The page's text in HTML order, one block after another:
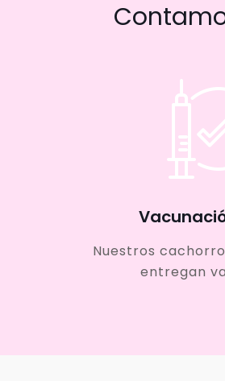
Nuestros
entregan